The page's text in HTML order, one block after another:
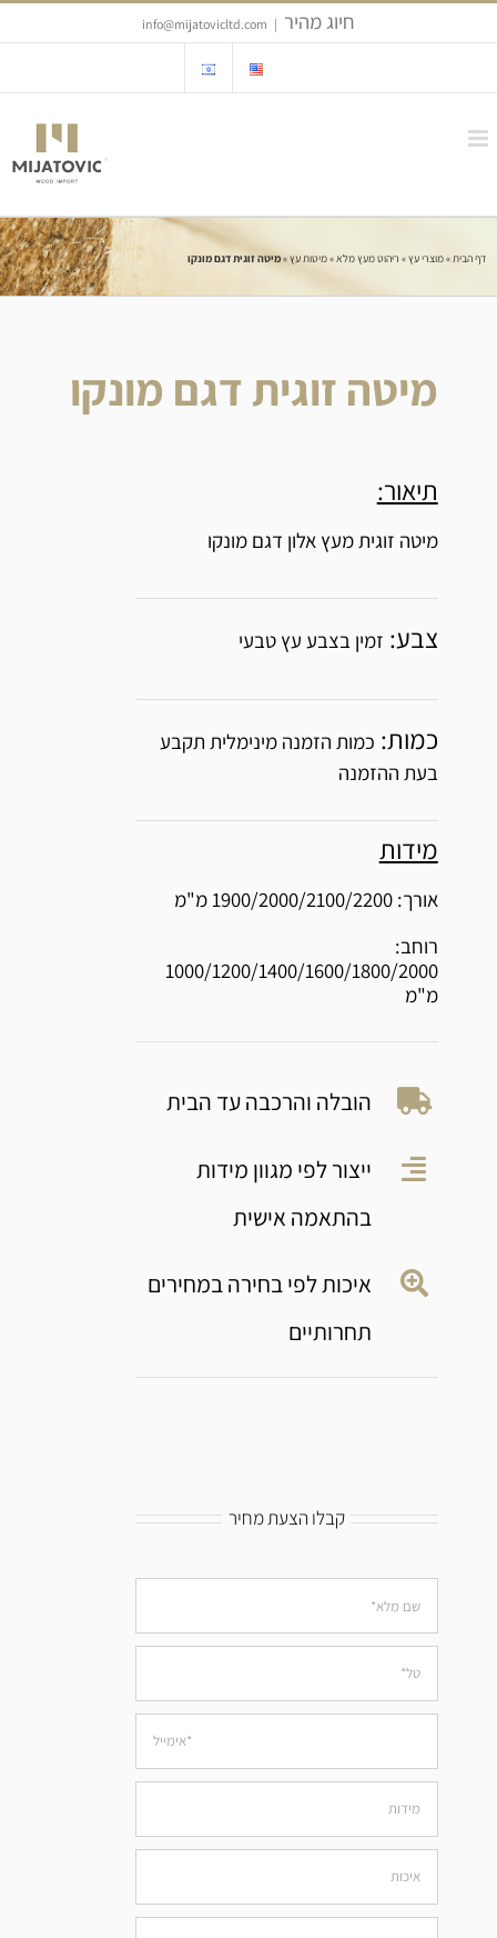
Skip
חיוג מהיר |
info@mijatovicltd.com
דף הבית»מוצרי עץ» ריהוט מעץ מלא»מיטות עץ»מיטה זוגית דגם מונקו
מיטה זוגית דגם מונקו
תיאור:
מיטה זוגית מעץ אלון דגם מונקו
צבע: זמין בצבע עץ טבעי
כמות: כמות הזמנה מינימלית תקבע
בעת ההזמנה
מידות
אורך: 1900/2000/2100/2200 מ"מ
רוחב:
1000/1200/1400/1600/1800/2000
מ"מ
הובלה והרכבה עד הבית
ייצור לפי מגוון מידות
בהתאמה אישית
איכות לפי בחירה במחירים
תחרותיים
קבלו הצעת מחיר